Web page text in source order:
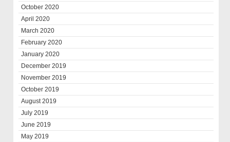
October 2020
April 2020
March 2020
February 2020
January 2020
December 2019
November 2019
October 2019
August 2019
July 2019
June 2019
May 2019